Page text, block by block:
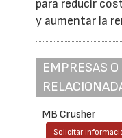
para reducir
y aumentar la
EMPRESAS
MB Crusher
Solicitar